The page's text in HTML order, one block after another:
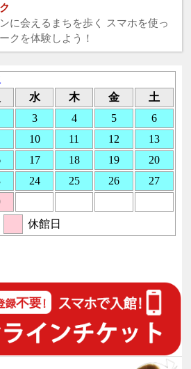
に会えるまちを歩く スマホを使っ
クを体験しよう！